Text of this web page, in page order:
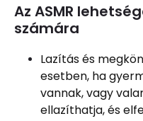
Az ASMR
számára
Lazítás és
esetben, ha
vannak, vagy
ellazíthatja, és